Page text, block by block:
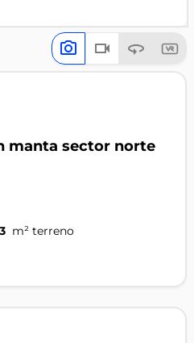
manta sector norte
m² terreno